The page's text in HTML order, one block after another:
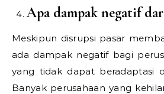
Apa dampak negatif
Meskipun disrupsi pasar
ada dampak negatif bagi
yang tidak dapat beradaptasi
Banyak perusahaan yang